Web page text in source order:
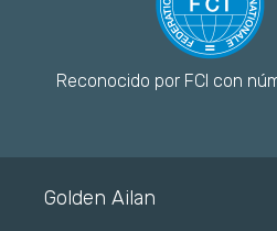
Reconocido por FCI con
Golden Ailan